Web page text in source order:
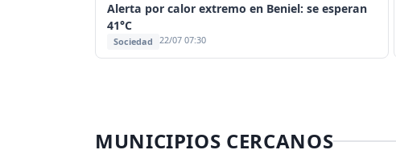
Alerta por calor extremo en Beniel: se esperan
41°C
Sociedad 22/07 07:30
MUNICIPIOS CERCANOS